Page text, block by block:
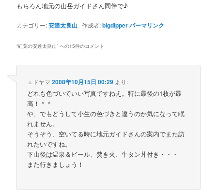
もちろん地元の山岳ガイドさん同伴で♪
カテゴリー:安達太良山 作成者:bigdipperパーマリンク
“紅葉の安達太良山” への15件のコメント
エドヤマ 2008年10月15日 00:29 より:
どれも色づいていい写真ですねえ。特に最後の1枚が最
高！＾＾
や、でもどうして小生の色づきと違うのか気になって眠
れません。
そうそう、空いてる時に地元ガイドさんの案内でまた訪
れたいですね。
下山後は温泉＆ビール、焚き火、牛タン丼付き・・・
また行きましょう！